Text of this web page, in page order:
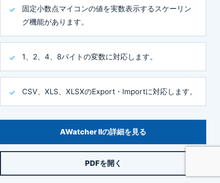
固定小数点マイコンの値を実数表示するスケーリン
グ機能があります。
1、2、4、8バイトの変数に対応します。
CSV、XLS、XLSXのExport・Importに対応します。
AWatcher IIの詳細を見る
PDFを開く